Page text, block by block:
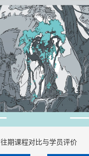
往期课程对比与学员评价